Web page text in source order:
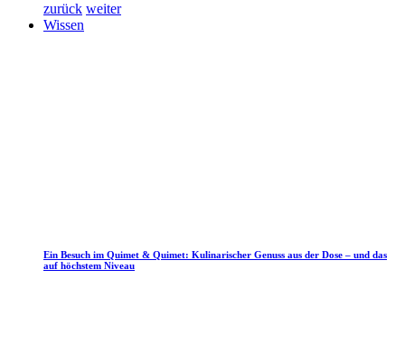
zurück weiter
Wissen
Ein Besuch im Quimet & Quimet: Kulinarischer Genuss aus der Dose – und das
auf höchstem Niveau